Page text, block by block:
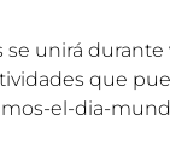
unirá
que
el-dia-